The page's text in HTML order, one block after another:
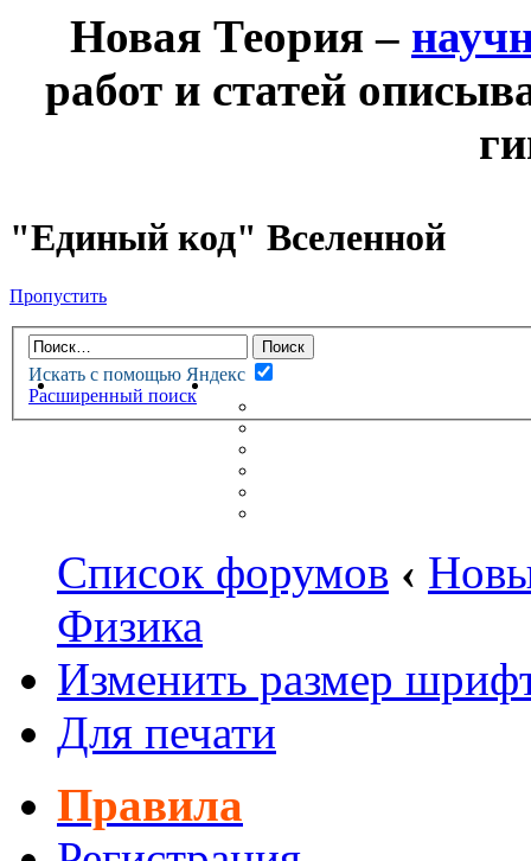
Новая Теория –
работ и статей
"Единый код" Вселенной
Пропустить
Искать с помощью Яндекс
Расширенный поиск
НОВАЯ ТЕОРИЯФОРУМ
НЕПРОЧИТАННЫЕ
Список форумов ‹
Физика
Изменить размер
Для печати
Правила